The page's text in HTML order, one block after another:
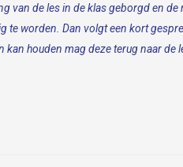
van de les in de klas geborgd en
te worden.Dan volgt een kort
houden mag deze terug naar de